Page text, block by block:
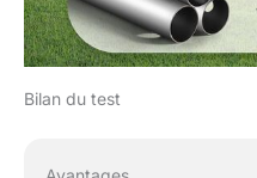
Bilan du test